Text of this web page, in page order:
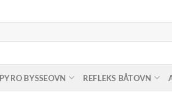
PYRO BYSSEOVN REFLEKS BÅTOVN